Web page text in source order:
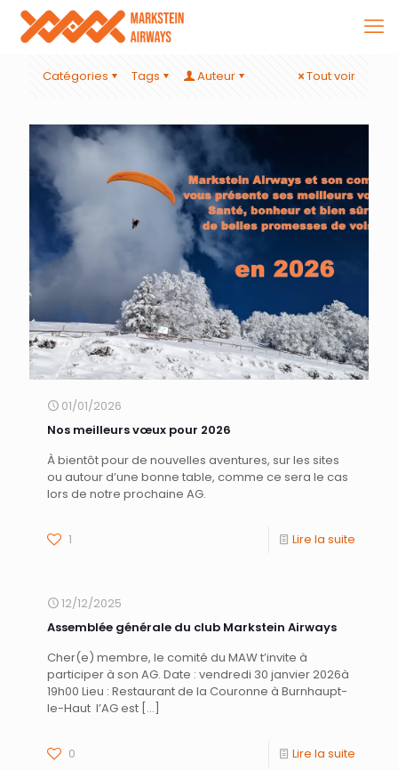
Catégories Tags Auteur Tout voir
01/01/2026
Nos meilleurs vœux pour 2026
À bientôt pour de nouvelles aventures, sur les sites
ou autour d’une bonne table, comme ce sera le cas
lors de notre prochaine AG.
1 Lire la suite
12/12/2025
Assemblée générale du club Markstein Airways
Cher(e) membre, le comité du MAW t’invite à
participer à son AG. Date : vendredi 30 janvier 2026à
19h00 Lieu : Restaurant de la Couronne à Burnhaupt-
le-Haut l’AG est […]
0 Lire la suite